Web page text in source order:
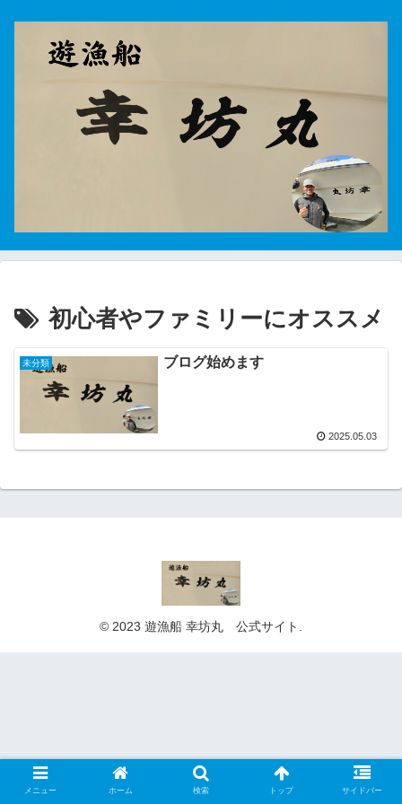
初心者やファミリーにオススメ
未分類 ブログ始めます
2025.05.03
© 2023 遊漁船 幸坊丸 公式サイト.
メニュー ホーム 検索 トップ サイドバー